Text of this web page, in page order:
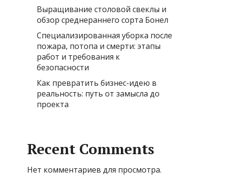
Выращивание столовой свеклы и
обзор среднераннего сорта Бонел
Специализированная уборка после
пожара, потопа и смерти: этапы
работ и требования к
безопасности
Как превратить бизнес-идею в
реальность: путь от замысла до
проекта
Recent Comments
Нет комментариев для просмотра.